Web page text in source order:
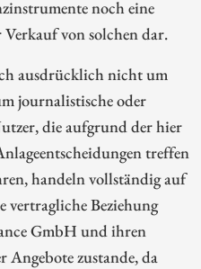
noch eine
von solchen dar.
ausdrücklich nicht um
journalistische oder
die aufgrund der hier
treffen
handeln vollständig auf
vertragliche Beziehung
GmbH und ihren
Angebote zustande, da